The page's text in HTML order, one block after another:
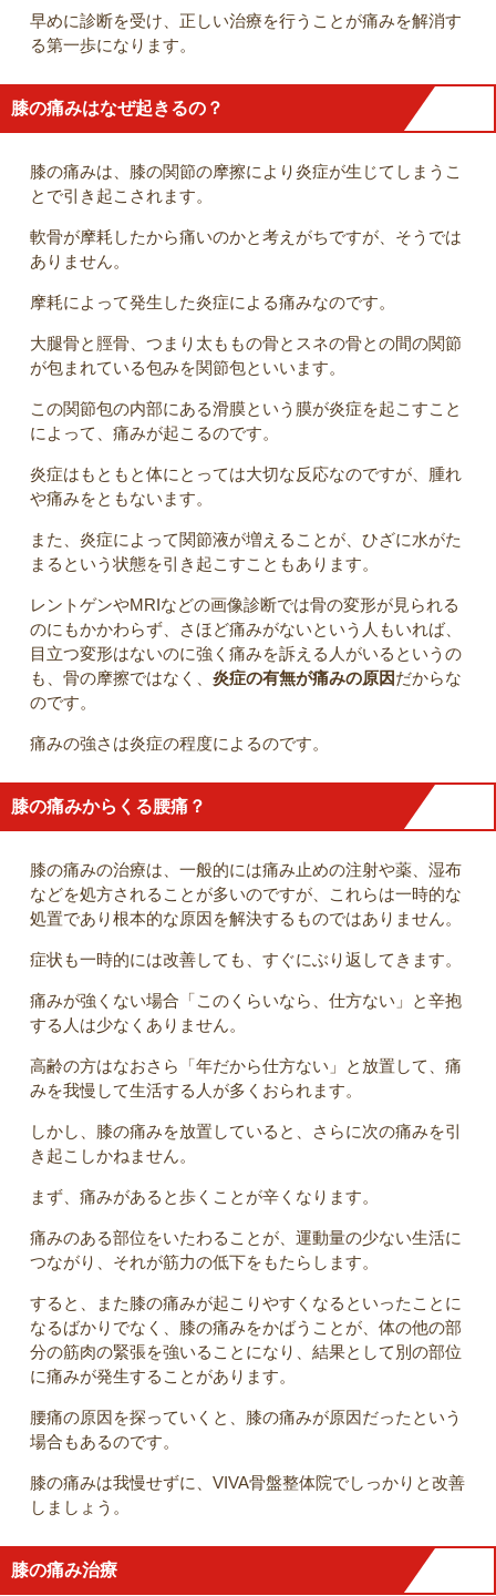
早めに診断を受け、正しい治療を行うことが痛みを解消す
る第一歩になります。
膝の痛みはなぜ起きるの？
膝の痛みは、膝の関節の摩擦により炎症が生じてしまうこ
とで引き起こされます。
軟骨が摩耗したから痛いのかと考えがちですが、そうでは
ありません。
摩耗によって発生した炎症による痛みなのです。
大腿骨と脛骨、つまり太ももの骨とスネの骨との間の関節
が包まれている包みを関節包といいます。
この関節包の内部にある滑膜という膜が炎症を起こすこと
によって、痛みが起こるのです。
炎症はもともと体にとっては大切な反応なのですが、腫れ
や痛みをともないます。
また、炎症によって関節液が増えることが、ひざに水がた
まるという状態を引き起こすこともあります。
レントゲンやMRIなどの画像診断では骨の変形が見られる
のにもかかわらず、さほど痛みがないという人もいれば、
目立つ変形はないのに強く痛みを訴える人がいるというの
も、骨の摩擦ではなく、 炎症の有無が痛みの原因だからな
のです。
痛みの強さは炎症の程度によるのです。
膝の痛みからくる腰痛？
膝の痛みの治療は、一般的には痛み止めの注射や薬、湿布
などを処方されることが多いのですが、これらは一時的な
処置であり根本的な原因を解決するものではありません。
症状も一時的には改善しても、すぐにぶり返してきます。
痛みが強くない場合「このくらいなら、仕方ない」と辛抱
する人は少なくありません。
高齢の方はなおさら「年だから仕方ない」と放置して、痛
みを我慢して生活する人が多くおられます。
しかし、膝の痛みを放置していると、さらに次の痛みを引
き起こしかねません。
まず、痛みがあると歩くことが辛くなります。
痛みのある部位をいたわることが、運動量の少ない生活に
つながり、それが筋力の低下をもたらします。
すると、また膝の痛みが起こりやすくなるといったことに
なるばかりでなく、膝の痛みをかばうことが、体の他の部
分の筋肉の緊張を強いることになり、結果として別の部位
に痛みが発生することがあります。
腰痛の原因を探っていくと、膝の痛みが原因だったという
場合もあるのです。
膝の痛みは我慢せずに、VIVA骨盤整体院でしっかりと改善
しましょう。
膝の痛み治療